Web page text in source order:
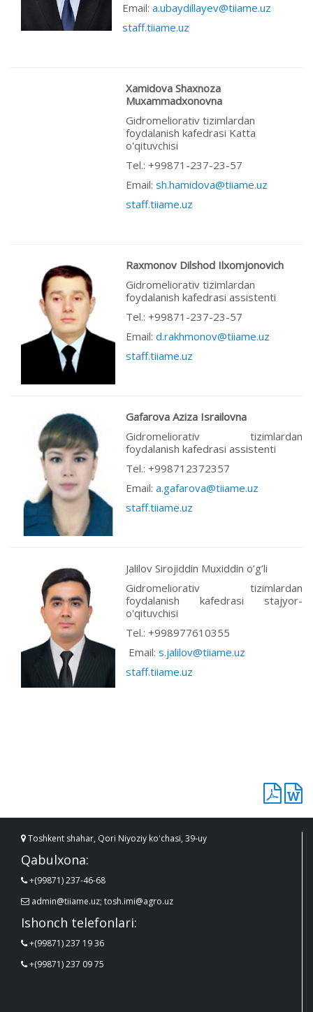
Email: a.ubaydillayev@tiiame.uz
staff.tiiame.uz
Xamidova Shaxnoza
Muxammadxonovna
Gidromeliorativ tizimlardan
foydalanish kafedrasi Katta
o'qituvchisi
Теl.: +99871-237-23-57
Email: sh.hamidova@tiiame.uz
staff.tiiame.uz
Raxmonov Dilshod Ilxomjonovich
Gidromeliorativ tizimlardan
foydalanish kafedrasi assistenti
Теl.: +99871-237-23-57
Email: d.rakhmonov@tiiame.uz
staff.tiiame.uz
Gafarova Aziza Israilovna
Gidromeliorativ tizimlardan
foydalanish kafedrasi assistenti
Теl.: +998712372357
Email: a.gafarova@tiiame.uz
staff.tiiame.uz
Jalilov Sirojiddin Muxiddin o’g’li
Gidromeliorativ tizimlardan
foydalanish kafedrasi stajyor-
o'qituvchisi
Теl.: +998977610355
Email: s.jalilov@tiiame.uz
staff.tiiame.uz
Toshkent shahar, Qori Niyoziy ko'chasi, 39-uy
Qabulxona:
+(99871) 237-46-68
admin@tiiame.uz; tosh.imi@agro.uz
Ishonch telefonlari:
+(99871) 237 19 36
+(99871) 237 09 75